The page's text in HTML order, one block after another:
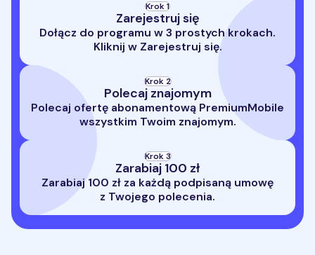
Krok1
Zarejestruj się
Dołącz do programu w 3 prostych krokach.
Kliknij w Zarejestruj się.
Krok 2
Polecaj znajomym
Polecaj ofertę abonamentową PremiumMobile
wszystkim Twoim znajomym.
Krok3
Zarabiaj 100 zł
Zarabiaj 100 zł za każdą podpisaną umowę
z Twojego polecenia.